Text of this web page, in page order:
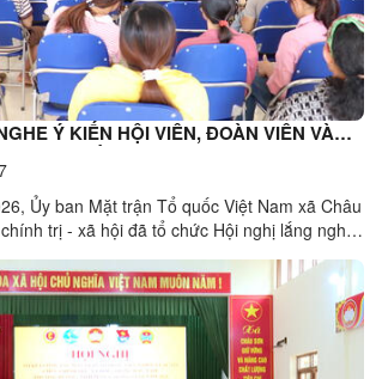
Ý KIẾN HỘI VIÊN, ĐOÀN VIÊN VÀ
THẮNG
ban Mặt trận Tổ quốc Việt Nam xã Châu
trị - xã hội đã tổ chức Hội nghị lắng nghe
được diễn ra trong không khí dân chủ,
Tại đây, ...